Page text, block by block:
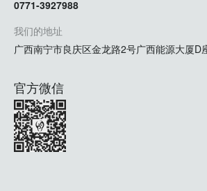
0771-3927988
我们的地址
广西南宁市良庆区金龙路2号广西能源大厦D
官方微信